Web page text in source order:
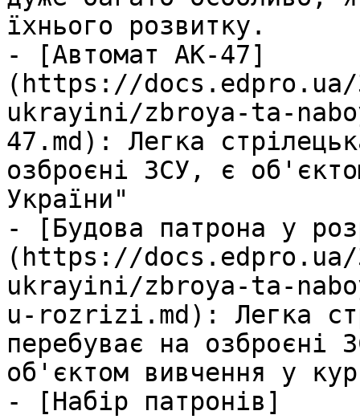
їхнього розвитку.
- [Автомат АК-47]
(https://docs.edpro.ua/
ukrayini/zbroya-ta-
47.md): Легка
озброєні ЗСУ, є
України"
- [Будова патрона у
(https://docs.edpro.ua/
ukrayini/zbroya-ta-
u-rozrizi.md): Легка
перебуває на
об'єктом вивчення у
- [Набір патронів]